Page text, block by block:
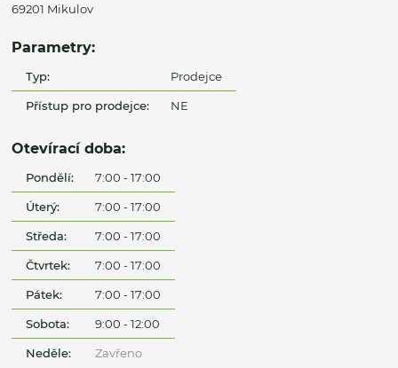
69201 Mikulov
Parametry:
Typ: Prodejce
Přístup pro prodejce: NE
Otevírací doba:
Pondělí: 7:00 - 17:00
Úterý: 7:00 - 17:00
Středa: 7:00 - 17:00
Čtvrtek: 7:00 - 17:00
Pátek: 7:00 - 17:00
Sobota: 9:00 - 12:00
Neděle: Zavřeno